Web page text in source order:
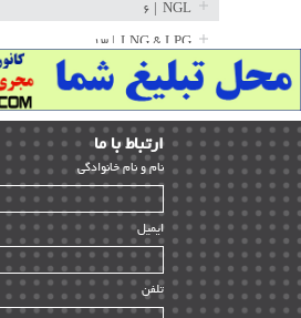
NGL
LNG & LPG | ۱۳
خط لوله | ۳۶
مخازن ذخیره | ۱۵
پتروشیمی | ۱۴
بازرسی و QC | ۱۵
HSE | ۳۹
ساخت و نصب | ۱۲
راه اندازی | ۹
سازندگان و تامین کنندگان | ۱۰
ارﺗﺒﺎط ﺑﺎ ما
ﻧﺎم و ﻧﺎم ﺧﺎﻧﻮادﮔﻰ
ایمیل
تلفن